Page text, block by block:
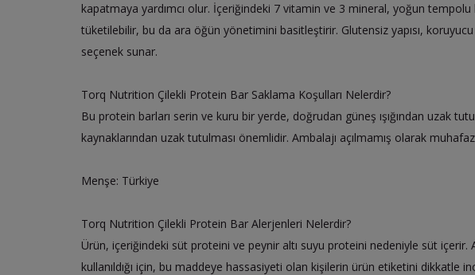
kapatmaya yardımcı olur. İçeriğindeki 7 vitamin ve 3 mineral, yoğun
tüketilebilir, bu da ara öğün yönetimini basitleştirir. Glutensiz yapısı,
seçenek sunar.
Torq Nutrition Çilekli Protein Bar Saklama Koşulları Nelerdir?
Bu protein barları serin ve kuru bir yerde, doğrudan güneş ışığından uzak
kaynaklarından uzak tutulması önemlidir. Ambalajı açılmamış olarak
Menşe: Türkiye
Torq Nutrition Çilekli Protein Bar Alerjenleri Nelerdir?
Ürün, içeriğindeki süt proteini ve peynir altı suyu proteini nedeniyle süt içerir.
kullanıldığı için, bu maddeye hassasiyeti olan kişilerin ürün etiketini dikkatle